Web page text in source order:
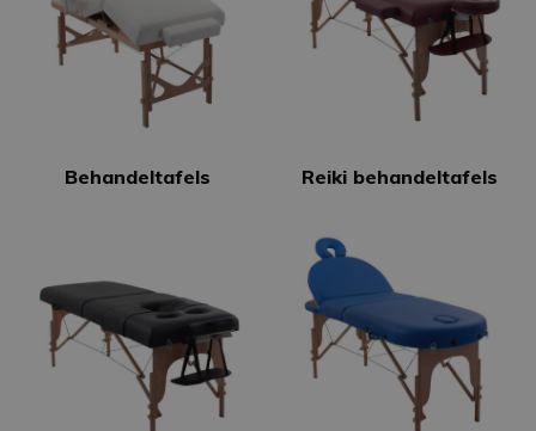
Behandeltafels Reiki behandeltafels